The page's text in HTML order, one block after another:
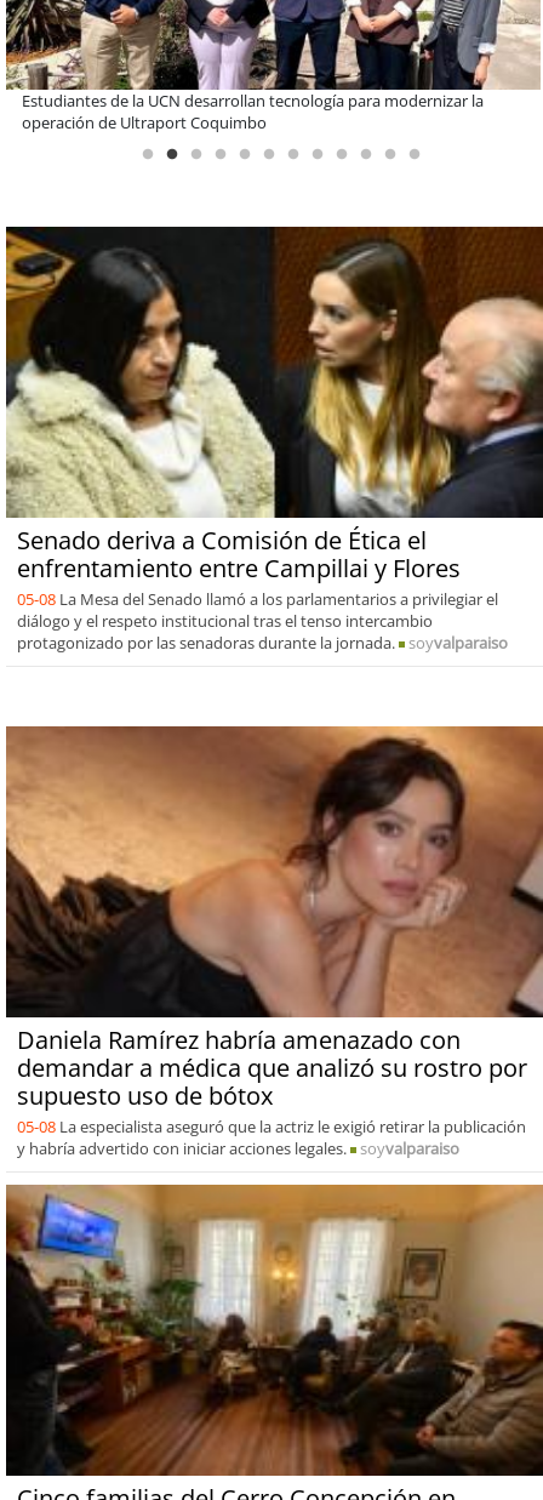
Educación y colaboración público-privada se toman La Araucanía:
encuentro reunió a líderes para abordar las brechas y oportunidades
Senado deriva a Comisión de Ética el
enfrentamiento entre Campillai y Flores
05-08 La Mesa del Senado llamó a los parlamentarios a privilegiar el
diálogo y el respeto institucional tras el tenso intercambio
protagonizado por las senadoras durante la jornada.
soyvalparaiso
Daniela Ramírez habría amenazado con
demandar a médica que analizó su rostro por
supuesto uso de bótox
05-08 La especialista aseguró que la actriz le exigió retirar la publicación
y habría advertido con iniciar acciones legales.
soyvalparaiso